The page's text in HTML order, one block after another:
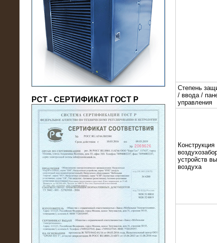
17.10.2016
Резистивный высоковольтный
нагрузочный модуль 5 МВт
(напряжение 6/10 кВ)
21.08.2016
На производственное предприятие
модули 20 МВт (0,4 кВ)
РСТ - СЕРТИФИКАТ ГОСТ Р
Степень
/ ввода /
управления
Конструкция
устройств
воздуха